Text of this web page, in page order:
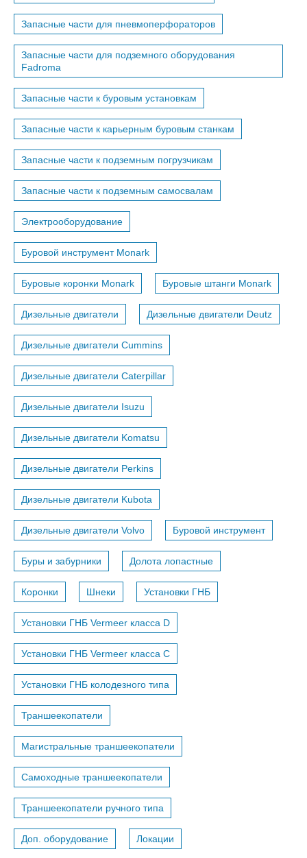
Запасные части для пневмоперфораторов
Запасные части для подземного оборудования
Fadroma
Запасные части к буровым установкам
Запасные части к карьерным буровым станкам
Запасные части к подземным погрузчикам
Запасные части к подземным самосвалам
Электрооборудование
Буровой инструмент Monark
Буровые коронки Monark Буровые штанги Monark
Дизельные двигатели Дизельные двигатели Deutz
Дизельные двигатели Cummins
Дизельные двигатели Caterpillar
Дизельные двигатели Isuzu
Дизельные двигатели Komatsu
Дизельные двигатели Perkins
Дизельные двигатели Kubota
Дизельные двигатели Volvo Буровой инструмент
Буры и забурники Долота лопастные
Коронки Шнеки Установки ГНБ
Установки ГНБ Vermeer класса D
Установки ГНБ Vermeer класса С
Установки ГНБ колодезного типа
Траншеекопатели
Магистральные траншеекопатели
Самоходные траншеекопатели
Траншеекопатели ручного типа
Доп. оборудование Локации